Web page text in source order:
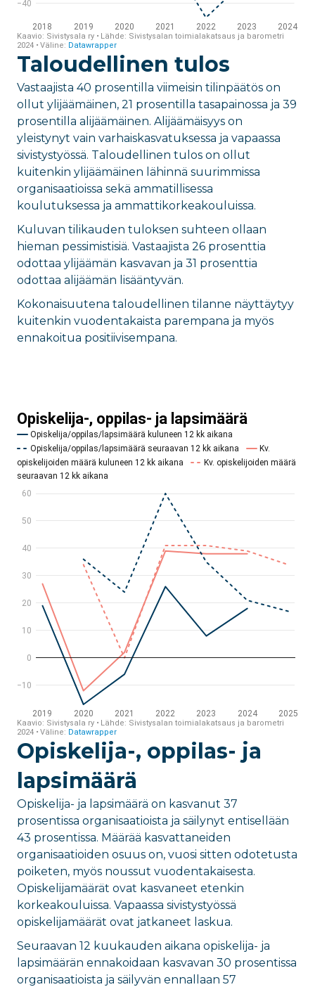
Taloudellinen tulos
Vastaajista 40 prosentilla viimeisin tilinpäätös on
ollut ylijäämäinen, 21 prosentilla tasapainossa ja 39
prosentilla alijäämäinen. Alijäämäisyys on
yleistynyt vain varhaiskasvatuksessa ja vapaassa
sivistystyössä. Taloudellinen tulos on ollut
kuitenkin ylijäämäinen lähinnä suurimmissa
organisaatioissa sekä ammatillisessa
koulutuksessa ja ammattikorkeakouluissa.
Kuluvan tilikauden tuloksen suhteen ollaan
hieman pessimistisiä. Vastaajista 26 prosenttia
odottaa ylijäämän kasvavan ja 31 prosenttia
odottaa alijäämän lisääntyvän.
Kokonaisuutena taloudellinen tilanne näyttäytyy
kuitenkin vuodentakaista parempana ja myös
ennakoitua positiivisempana.
Opiskelija-, oppilas- ja
lapsimäärä
Opiskelija- ja lapsimäärä on kasvanut 37
prosentissa organisaatioista ja säilynyt entisellään
43 prosentissa. Määrää kasvattaneiden
organisaatioiden osuus on, vuosi sitten odotetusta
poiketen, myös noussut vuodentakaisesta.
Opiskelijamäärät ovat kasvaneet etenkin
korkeakouluissa. Vapaassa sivistystyössä
opiskelijamäärät ovat jatkaneet laskua.
Seuraavan 12 kuukauden aikana opiskelija- ja
lapsimäärän ennakoidaan kasvavan 30 prosentissa
organisaatioista ja säilyvän ennallaan 57